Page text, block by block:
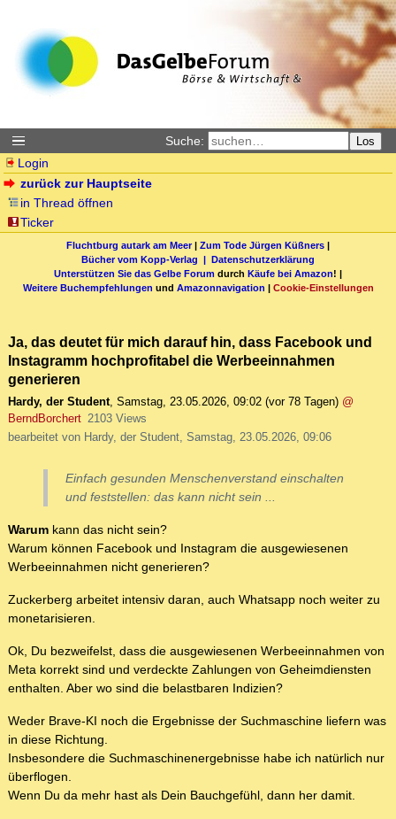
Suche: Los
Login
zurück zur Hauptseite
in Thread öffnen
Ticker
Fluchtburg autark am Meer| Zum Tode Jürgen Küßners |
Bücher vom Kopp-Verlag | Datenschutzerklärung
Unterstützen Sie das Gelbe Forum durch Käufe bei Amazon! |
Weitere Buchempfehlungen und Amazonnavigation | Cookie-Einstellungen
Ja, das deutet für mich darauf hin, dass Facebook und
Instagramm hochprofitabel die Werbeeinnahmen
generieren
Hardy, der Student, Samstag, 23.05.2026, 09:02 (vor 78 Tagen) @
BerndBorchert 2103 Views
bearbeitet von Hardy, der Student, Samstag, 23.05.2026, 09:06
Einfach gesunden Menschenverstand einschalten
und feststellen: das kann nicht sein ...
Warum kann das nicht sein?
Warum können Facebook und Instagram die ausgewiesenen
Werbeeinnahmen nicht generieren?
Zuckerberg arbeitet intensiv daran, auch Whatsapp noch weiter zu
monetarisieren.
Ok, Du bezweifelst, dass die ausgewiesenen Werbeeinnahmen von
Meta korrekt sind und verdeckte Zahlungen von Geheimdiensten
enthalten. Aber wo sind die belastbaren Indizien?
Weder Brave-KI noch die Ergebnisse der Suchmaschine liefern was
in diese Richtung.
Insbesondere die Suchmaschinenergebnisse habe ich natürlich nur
überflogen.
Wenn Du da mehr hast als Dein Bauchgefühl, dann her damit.